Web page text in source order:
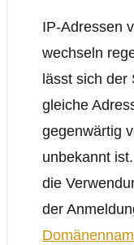
IP-Adressen
wechseln
lässt sich der
gleiche
gegenwärtig
unbekannt
die
der